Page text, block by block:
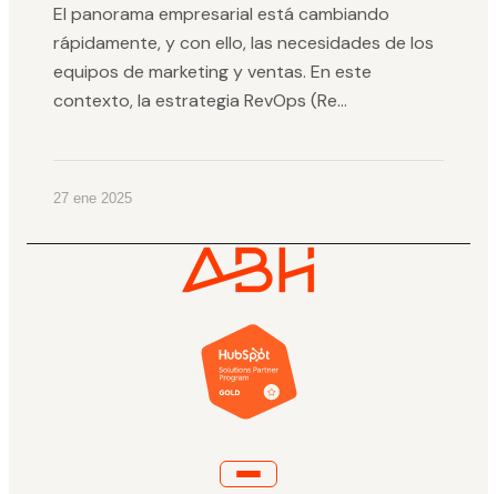
El panorama empresarial está cambiando
rápidamente, y con ello, las necesidades de los
equipos de marketing y ventas. En este
contexto, la estrategia RevOps (Re...
27 ene 2025